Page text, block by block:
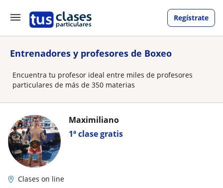
Regístrate
Entrenadores y profesores de Boxeo
Encuentra tu profesor ideal entre miles de profesores
particulares de más de 350 materias
1ª clase gratis
Maximiliano
Clases on line